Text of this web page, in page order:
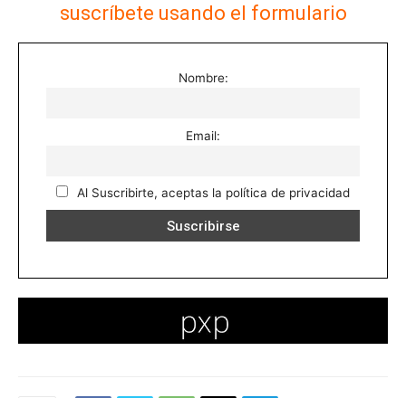
suscríbete usando el formulario
Nombre:
Email:
Al Suscribirte, aceptas la política de privacidad